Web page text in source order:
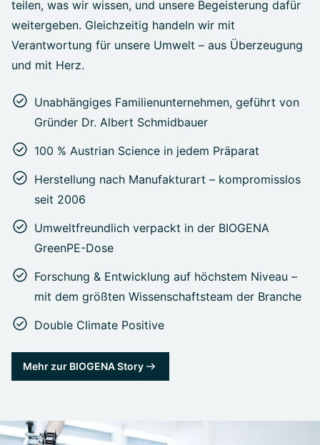
teilen, was wir wissen, und unsere Begeisterung dafür
weitergeben. Gleichzeitig handeln wir mit
Verantwortung für unsere Umwelt – aus Überzeugung
und mit Herz.
Unabhängiges Familienunternehmen, geführt von
Gründer Dr. Albert Schmidbauer
100 % Austrian Science in jedem Präparat
Herstellung nach Manufakturart – kompromisslos
seit 2006
Umweltfreundlich verpackt in der BIOGENA
GreenPE-Dose
Forschung & Entwicklung auf höchstem Niveau –
mit dem größten Wissenschaftsteam der Branche
Double Climate Positive
Mehr zur BIOGENA Story